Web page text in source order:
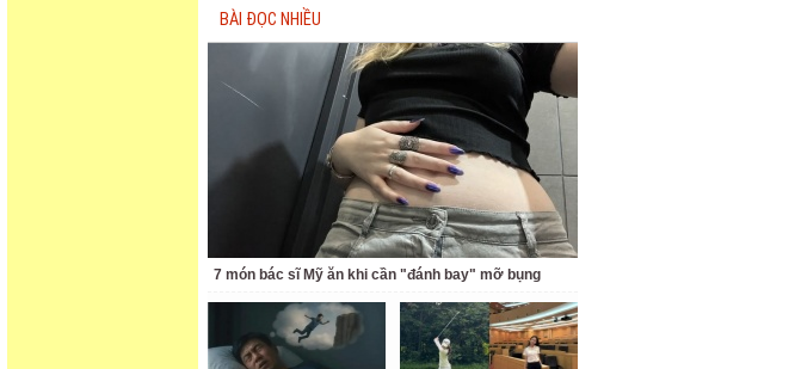
BÀI ĐỌC NHIỀU
7 món bác sĩ Mỹ ăn khi cần "đánh bay" mỡ bụng